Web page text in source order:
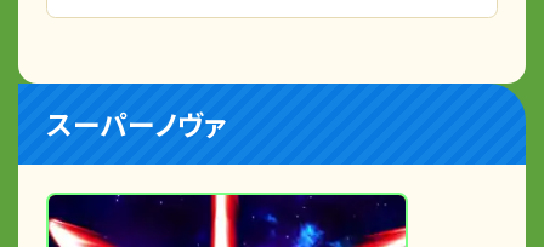
スーパーノヴァ